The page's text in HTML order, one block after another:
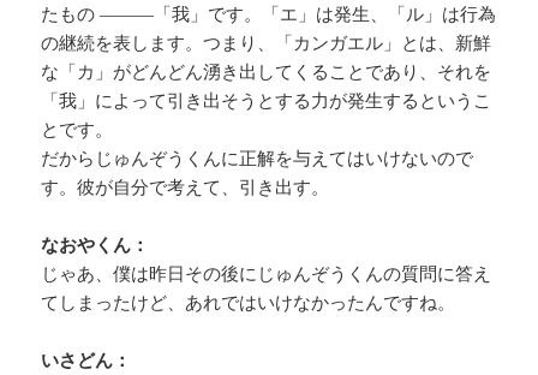
たもの ―――「我」です。「エ」は発生、「ル」は行為
の継続を表します。つまり、「カンガエル」とは、新鮮
な「カ」がどんどん湧き出してくることであり、それを
「我」によって引き出そうとする力が発生するというこ
とです。
だからじゅんぞうくんに正解を与えてはいけないので
す。彼が自分で考えて、引き出す。
なおやくん：
じゃあ、僕は昨日その後にじゅんぞうくんの質問に答え
てしまったけど、あれではいけなかったんですね。
いさどん：